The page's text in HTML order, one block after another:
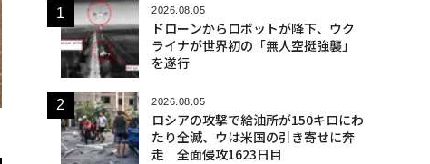
2026.08.05
ドローンからロボットが降下、ウク
ライナが世界初の「無人空挺強襲」
を遂行
2026.08.05
ロシアの攻撃で給油所が150キロにわ
たり全滅、ウは米国の引き寄せに奔
走 全面侵攻1623日目